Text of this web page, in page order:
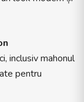
inclusiv mahonul
pentru